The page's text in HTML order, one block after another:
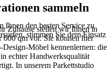
sammeln
Zuhause stellen wir Ihnen in
600 qm vor. Sie können hier
Möbel kennenlernen: die
echter Handwerksqualität
In unserem Parkettstudio
Ihnen den besten Service zu
stimmen Sie dem Einsatz